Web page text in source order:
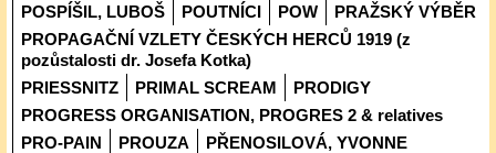
POSPÍŠIL, LUBOŠ
POUTNÍCI POW
PRAŽSKÝ VÝBĚR
PROPAGAČNÍ VZLETY ČESKÝCH HERCŮ 1919 (z
pozůstalosti dr. Josefa Kotka)
PRIESSNITZ
PRIMAL SCREAM
PRODIGY
PROGRESS ORGANISATION, PROGRES 2 & relatives
PRO-PAIN
PROUZA
PŘENOSILOVÁ, YVONNE